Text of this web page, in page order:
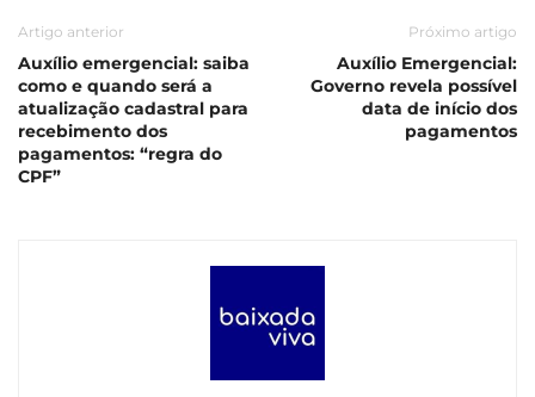
Artigo anterior
Auxílio emergencial: saiba
como e quando será a
atualização cadastral para
recebimento dos
pagamentos: “regra do
CPF”
Próximo artigo
Auxílio Emergencial:
Governo revela possível
data de início dos
pagamentos